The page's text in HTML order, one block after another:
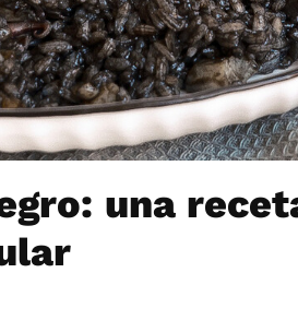
una